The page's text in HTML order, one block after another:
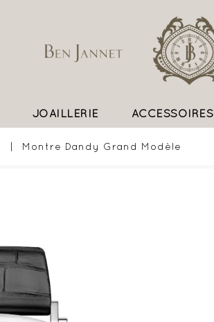
JOAILLERIE ACCESSOIRES
Montre Dandy Grand Modèle